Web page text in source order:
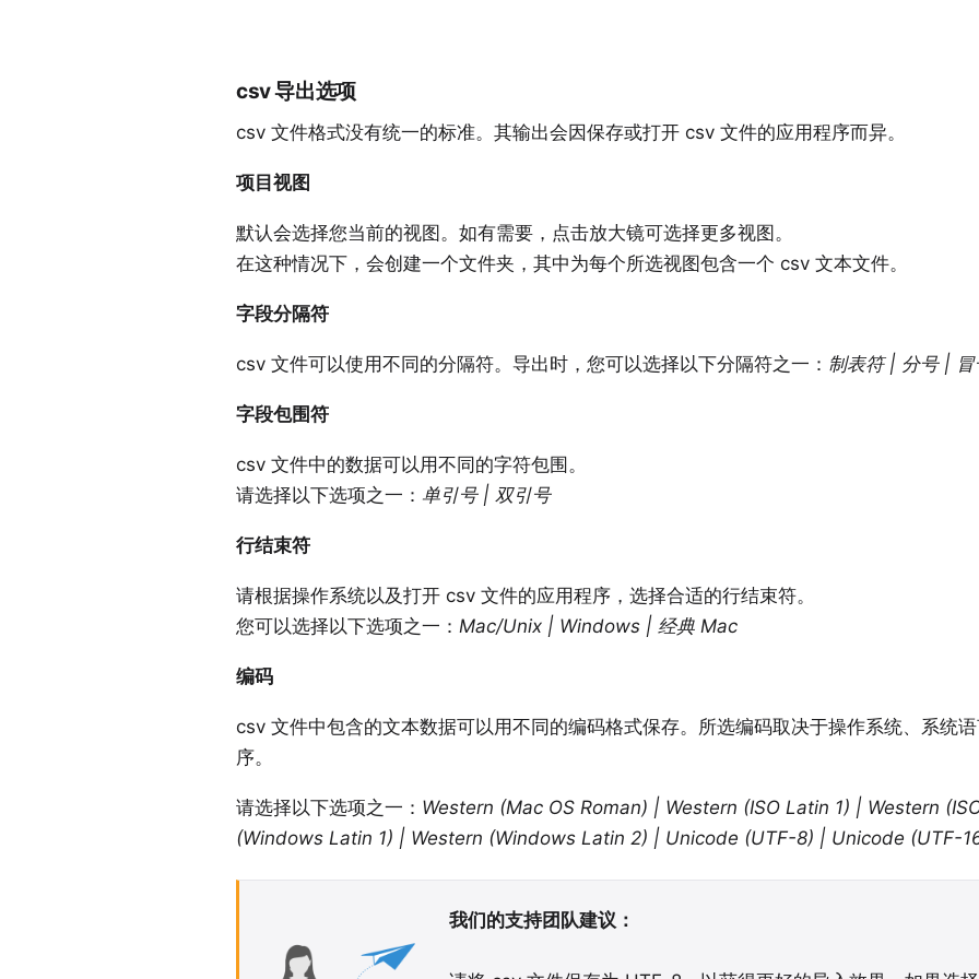
csv 导出选项
csv 文件格式没有统一的标准。其输出会因保存或打开 csv 文件的应用程序而异。
项目视图
默认会选择您当前的视图。如有需要，点击放大镜可选择更多视图。
在这种情况下，会创建一个文件夹，其中为每个所选视图包含一个 csv 文本文件。
字段分隔符
csv 文件可以使用不同的分隔符。导出时，您可以选择以下分隔符之一： 制表符 | 分号 |
字段包围符
csv 文件中的数据可以用不同的字符包围。
请选择以下选项之一： 单引号 | 双引号
行结束符
请根据操作系统以及打开 csv 文件的应用程序，选择合适的行结束符。
您可以选择以下选项之一： Mac/Unix | Windows | 经典 Mac
编码
csv 文件中包含的文本数据可以用不同的编码格式保存。所选编码取决于操作系统、系统
序。
请选择以下选项之一： Western (Mac OS Roman) | Western (ISO Latin 1) | Western
(Windows Latin 1) | Western (Windows Latin 2) | Unicode (UTF-8) | Unicode (UTF-
我们的支持团队建议：